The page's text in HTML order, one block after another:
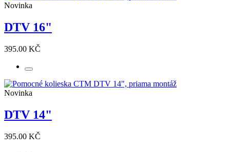
Novinka
DTV 16"
395.00 KČ
Novinka
DTV 14"
395.00 KČ